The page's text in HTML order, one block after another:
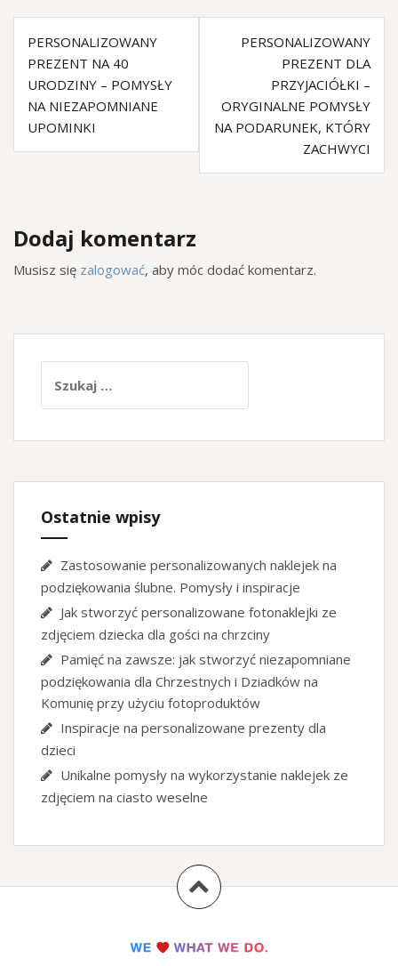
PERSONALIZOWANY
PREZENT NA 40
URODZINY – POMYSŁY
NA NIEZAPOMNIANE
UPOMINKI
PERSONALIZOWANY
PREZENT DLA
PRZYJACIÓŁKI –
ORYGINALNE POMYSŁY
NA PODARUNEK, KTÓRY
ZACHWYCI
Dodaj komentarz
Musisz się zalogować, aby móc dodać komentarz.
Ostatnie wpisy
Zastosowanie personalizowanych naklejek na
podziękowania ślubne. Pomysły i inspiracje
Jak stworzyć personalizowane fotonaklejki ze
zdjęciem dziecka dla gości na chrzciny
Pamięć na zawsze: jak stworzyć niezapomniane
podziękowania dla Chrzestnych i Dziadków na
Komunię przy użyciu fotoproduktów
Inspiracje na personalizowane prezenty dla
dzieci
Unikalne pomysły na wykorzystanie naklejek ze
zdjęciem na ciasto weselne